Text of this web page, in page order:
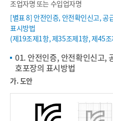
조업자명 또는 수입업자명
[별표 8] 안전인증, 안전확인신고, 공
표시방법
(제19조제1항, 제35조제1항, 제45
01. 안전인증, 안전확인신고,
호포장의 표시방법
가. 도안